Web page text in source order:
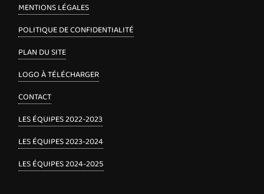
MENTIONS LÉGALES
POLITIQUE DE CONFIDENTIALITÉ
PLAN DU SITE
LOGO À TÉLÉCHARGER
CONTACT
LES ÉQUIPES 2022-2023
LES ÉQUIPES 2023-2024
LES ÉQUIPES 2024-2025